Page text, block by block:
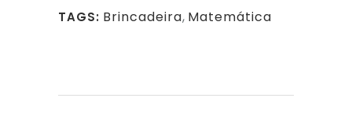
TAGS: Brincadeira, Matemática